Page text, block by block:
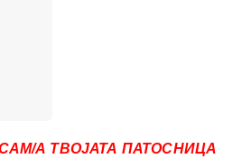
А ТВОЈАТА ПАТОСНИЦА